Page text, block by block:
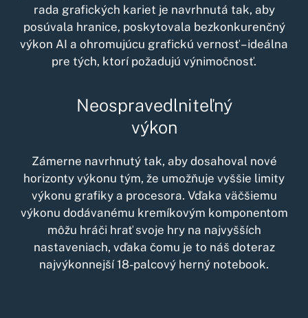
rada grafických kariet je navrhnutá tak, aby
posúvala hranice, poskytovala bezkonkurenčný
výkon AI a ohromujúcu grafickú vernosť – ideálna
pre tých, ktorí požadujú výnimočnosť.
Neospravedlniteľný
výkon
Zámerne navrhnutý tak, aby dosahoval nové
horizonty výkonu tým, že umožňuje vyššie limity
výkonu grafiky a procesora. Vďaka väčšiemu
výkonu dodávanému kremíkovým komponentom
môžu hráči hrať svoje hry na najvyšších
nastaveniach, vďaka čomu je to náš doteraz
najvýkonnejší 18-palcový herný notebook.